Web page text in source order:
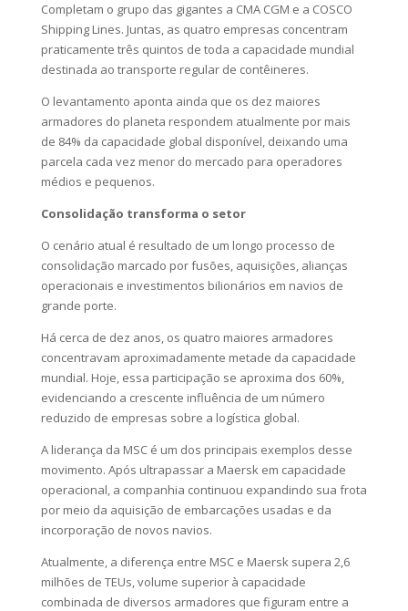
Completam o grupo das gigantes a CMA CGM e a COSCO
Shipping Lines. Juntas, as quatro empresas concentram
praticamente três quintos de toda a capacidade mundial
destinada ao transporte regular de contêineres.
O levantamento aponta ainda que os dez maiores
armadores do planeta respondem atualmente por mais
de 84% da capacidade global disponível, deixando uma
parcela cada vez menor do mercado para operadores
médios e pequenos.
Consolidação transforma o setor
O cenário atual é resultado de um longo processo de
consolidação marcado por fusões, aquisições, alianças
operacionais e investimentos bilionários em navios de
grande porte.
Há cerca de dez anos, os quatro maiores armadores
concentravam aproximadamente metade da capacidade
mundial. Hoje, essa participação se aproxima dos 60%,
evidenciando a crescente influência de um número
reduzido de empresas sobre a logística global.
A liderança da MSC é um dos principais exemplos desse
movimento. Após ultrapassar a Maersk em capacidade
operacional, a companhia continuou expandindo sua frota
por meio da aquisição de embarcações usadas e da
incorporação de novos navios.
Atualmente, a diferença entre MSC e Maersk supera 2,6
milhões de TEUs, volume superior à capacidade
combinada de diversos armadores que figuram entre a